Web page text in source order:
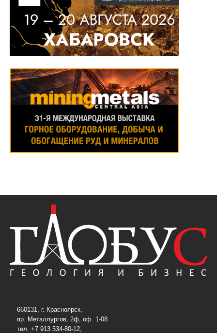
660131, г. Красноярск,
пр. Металлургов, 2ф, оф. 1-08
тел. +7 913 534-80-12,